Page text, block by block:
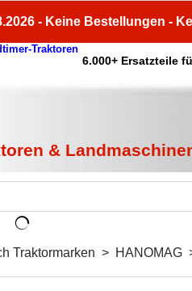
- Keine Bestellungen -
6.000+ Ersatzteile
&
Traktormarken > HANOMAG